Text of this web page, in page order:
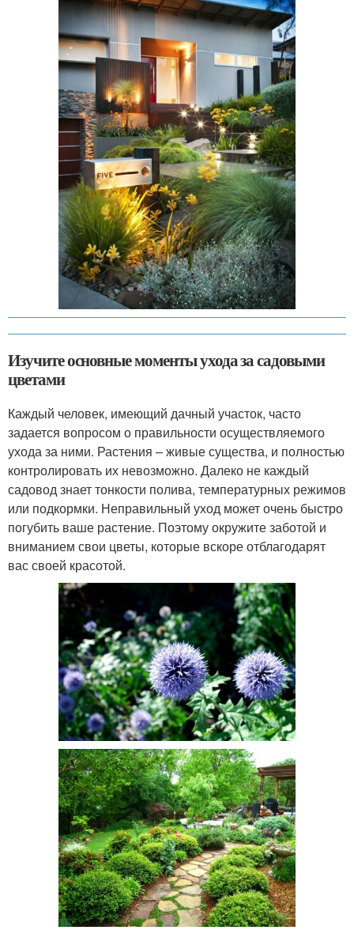
Изучите основные моменты ухода за садовыми
цветами
Каждый человек, имеющий дачный участок, часто
задается вопросом о правильности осуществляемого
ухода за ними. Растения – живые существа, и полностью
контролировать их невозможно. Далеко не каждый
садовод знает тонкости полива, температурных режимов
или подкормки. Неправильный уход может очень быстро
погубить ваше растение. Поэтому окружите заботой и
вниманием свои цветы, которые вскоре отблагодарят
вас своей красотой.